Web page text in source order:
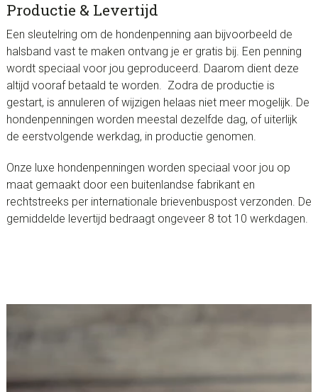
Productie & Levertijd
Een sleutelring om de hondenpenning aan bijvoorbeeld de
halsband vast te maken ontvang je er gratis bij. Een penning
wordt speciaal voor jou geproduceerd. Daarom dient deze
altijd vooraf betaald te worden. Zodra de productie is
gestart, is annuleren of wijzigen helaas niet meer mogelijk. De
hondenpenningen worden meestal dezelfde dag, of uiterlijk
de eerstvolgende werkdag, in productie genomen.
Onze luxe hondenpenningen worden speciaal voor jou op
maat gemaakt door een buitenlandse fabrikant en
rechtstreeks per internationale brievenbuspost verzonden. De
gemiddelde levertijd bedraagt ongeveer 8 tot 10 werkdagen.